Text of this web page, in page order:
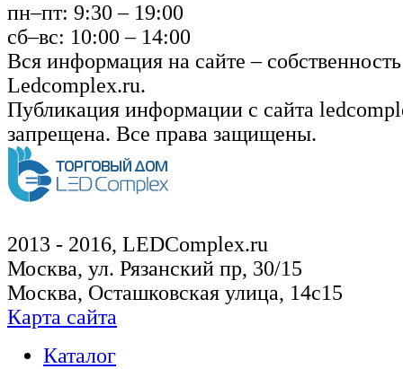
пн–пт: 9:30 – 19:00
сб–вс: 10:00 – 14:00
Вся информация на сайте –
Ledcomplex.ru.
Публикация информации с сайта
запрещена. Все права защищены.
2013 - 2016, LEDComplex.ru
Москва, ул. Рязанский пр, 30/15
Москва, Осташковская улица, 14с15
Карта сайта
Каталог